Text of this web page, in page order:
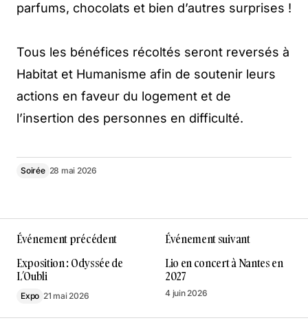
parfums, chocolats et bien d’autres surprises !
Tous les bénéfices récoltés seront reversés à
Habitat et Humanisme afin de soutenir leurs
actions en faveur du logement et de
l’insertion des personnes en difficulté.
Soirée 28 mai 2026
Événement précédent
Exposition : Odyssée de
L’Oubli
Expo 21 mai 2026
Événement suivant
Lio en concert à Nantes en
2027
4 juin 2026